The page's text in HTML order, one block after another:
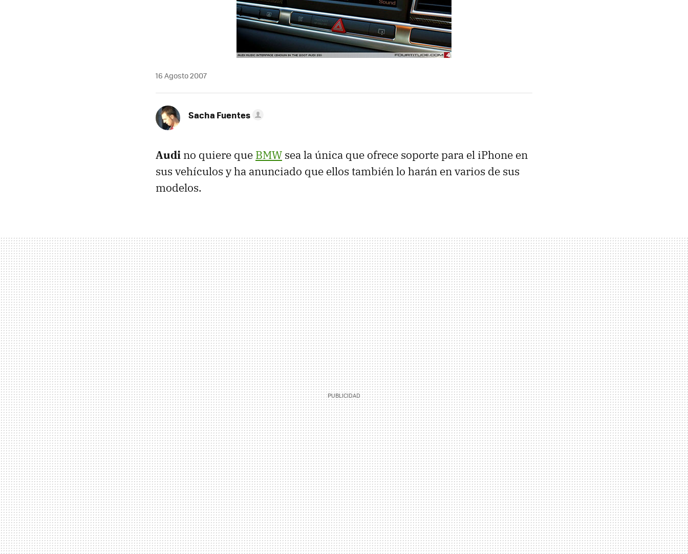
16 Agosto 2007
Sacha Fuentes
Audi no quiere que BMW sea la única que ofrece soporte para el iPhone en
sus vehículos y ha anunciado que ellos también lo harán en varios de sus
modelos.